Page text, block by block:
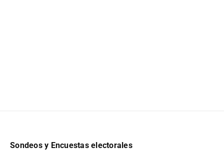
Sondeos y Encuestas electorales